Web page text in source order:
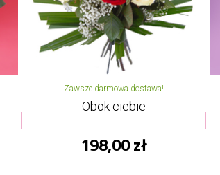
Zawsze darmowa dostawa!
Obok ciebie
198,00 zł